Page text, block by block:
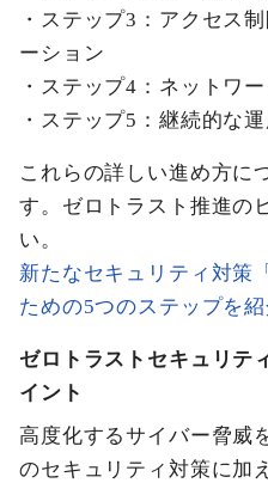
・ステップ3：アクセス
ーション
・ステップ4：ネットワ
・ステップ5：継続的な
これらの詳しい進め方に
す。ゼロトラスト推進の
い。
新たなセキュリティ対策
ための5つのステップを紹
ゼロトラストセキュリテ
イント
高度化するサイバー脅威
のセキュリティ対策に加